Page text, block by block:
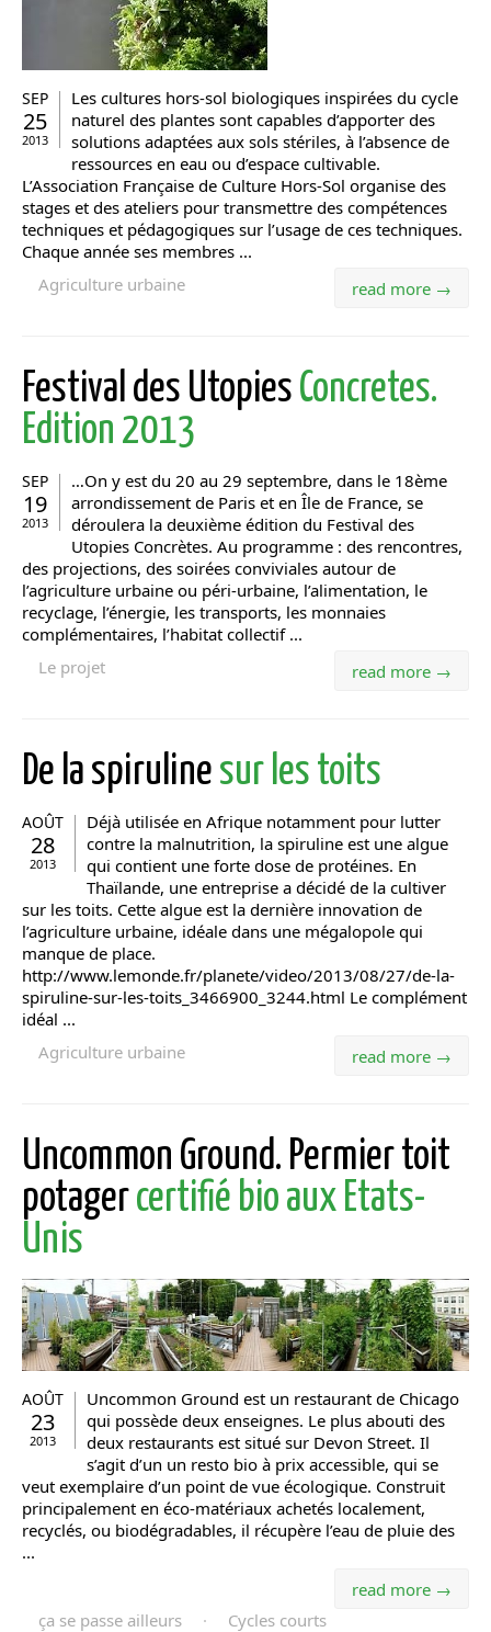
SEP
25
2013
Les cultures hors-sol biologiques inspirées du cycle
naturel des plantes sont capables d’apporter des
solutions adaptées aux sols stériles, à l’absence de
ressources en eau ou d’espace cultivable.
L’Association Française de Culture Hors-Sol organise des
stages et des ateliers pour transmettre des compétences
techniques et pédagogiques sur l’usage de ces techniques.
Chaque année ses membres ...
read more →
Agriculture urbaine
Festival des Utopies Concretes.
Edition 2013
SEP
19
2013
…On y est du 20 au 29 septembre, dans le 18ème
arrondissement de Paris et en Île de France, se
déroulera la deuxième édition du Festival des
Utopies Concrètes. Au programme : des rencontres,
des projections, des soirées conviviales autour de
l’agriculture urbaine ou péri-urbaine, l’alimentation, le
recyclage, l’énergie, les transports, les monnaies
complémentaires, l’habitat collectif ...
read more →
Le projet
De la spiruline sur les toits
AOÛT
28
2013
Déjà utilisée en Afrique notamment pour lutter
contre la malnutrition, la spiruline est une algue
qui contient une forte dose de protéines. En
Thaïlande, une entreprise a décidé de la cultiver
sur les toits. Cette algue est la dernière innovation de
l’agriculture urbaine, idéale dans une mégalopole qui
manque de place.
http://www.lemonde.fr/planete/video/2013/08/27/de-la-
spiruline-sur-les-toits_3466900_3244.html Le complément
idéal ...
read more →
Agriculture urbaine
Uncommon Ground. Permier toit
potagercertifié bio aux Etats-
Unis
AOÛT
23
2013
Uncommon Ground est un restaurant de Chicago
qui possède deux enseignes. Le plus abouti des
deux restaurants est situé sur Devon Street. Il
s’agit d’un un resto bio à prix accessible, qui se
veut exemplaire d’un point de vue écologique. Construit
principalement en éco-matériaux achetés localement,
recyclés, ou biodégradables, il récupère l’eau de pluie des
...
read more →
ça se passe ailleurs
· Cycles courts